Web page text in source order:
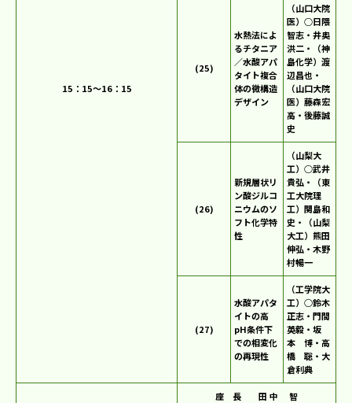
15：15～16：15
(25)
水熱法によ
るチタニア
／水酸アパ
タイト複合
体の微構造
デザイン
（山口大院
医）○日隈
智志・井奥
洪二・（神
島化学）渡
辺昌也・
（山口大院
医）藤森宏
高・後藤誠
史
(26)
新規層状リ
ン酸ジルコ
ニウムのソ
フト化学特
性
（山梨大
工）○武井
貴弘・（東
工大院理
工）関島和
史・（山梨
大工）熊田
伸弘・木野
村暢一
(27)
水酸アパタ
イトの高
pH条件下
での相変化
の再現性
（工学院大
工）○鈴木
正志・門間
英毅・坂
本 博・高
橋 聡・大
倉利典
座 長 田 中 智